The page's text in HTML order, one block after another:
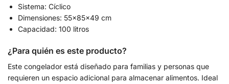
Sistema: Cíclico
Dimensiones: 55x85x49 cm
Capacidad: 100 litros
¿Para quién es este producto?
Este congelador está diseñado para familias y personas que
requieren un espacio adicional para almacenar alimentos. Ideal